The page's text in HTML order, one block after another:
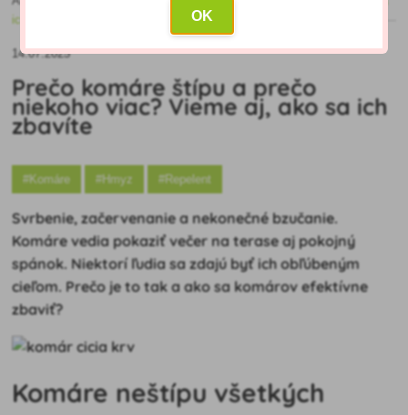
OK
ich zbavíte
14.07.2025
Prečo komáre štípu a prečo
niekoho viac? Vieme aj, ako sa ich
zbavíte
#Komáre #Hmyz #Repelent
Svrbenie, začervenanie a nekonečné bzučanie.
Komáre vedia pokaziť večer na terase aj pokojný
spánok. Niektorí ľudia sa zdajú byť ich obľúbeným
cieľom. Prečo je to tak a ako sa komárov efektívne
zbaviť?
Komáre neštípu všetkých